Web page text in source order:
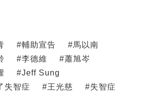
#輔助宣告 #馬以南
#李德維 #蕭旭岑
#Jeff Sung
失智症 #王光慈 #失智症